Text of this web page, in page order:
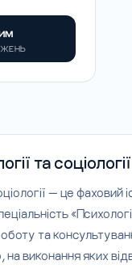
та соціології
— це
та
виконання яких